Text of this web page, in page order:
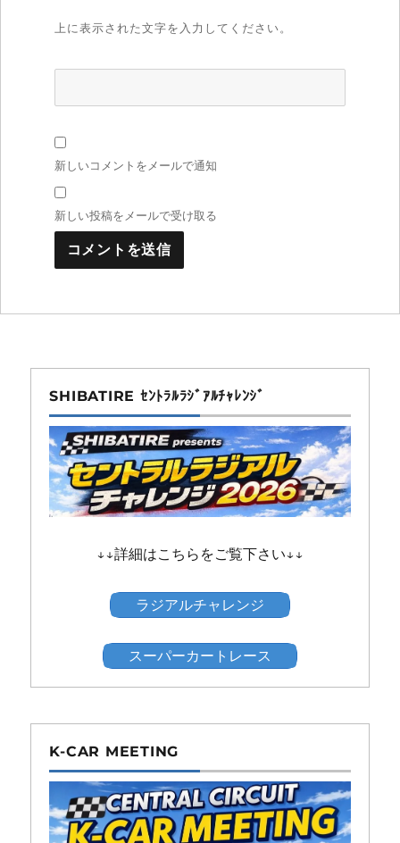
上に表示された文字を入力してください。
新しいコメントをメールで通知
新しい投稿をメールで受け取る
SHIBATIRE ｾﾝﾄﾗﾙﾗｼﾞｱﾙﾁｬﾚﾝｼﾞ
↓↓詳細はこちらをご覧下さい↓↓
ラジアルチャレンジ
スーパーカートレース
K-CAR MEETING